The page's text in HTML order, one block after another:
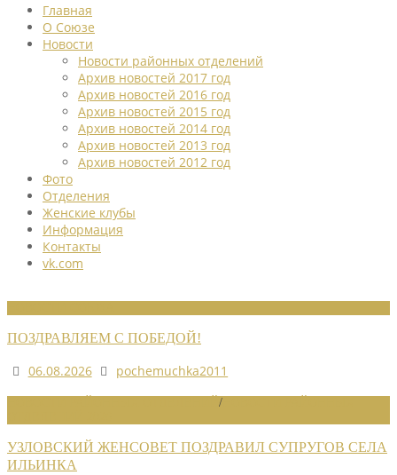
Главная
О Союзе
Новости
Новости районных отделений
Архив новостей 2017 год
Архив новостей 2016 год
Архив новостей 2015 год
Архив новостей 2014 год
Архив новостей 2013 год
Архив новостей 2012 год
Фото
Отделения
Женские клубы
Информация
Контакты
vk.com
ПОЗДРАВЛЯЕМ С ПОБЕДОЙ!
06.08.2026
pochemuchka2011
/
УЗЛОВСКИЙ ЖЕНСОВЕТ ПОЗДРАВИЛ СУПРУГОВ СЕЛА
ИЛЬИНКА